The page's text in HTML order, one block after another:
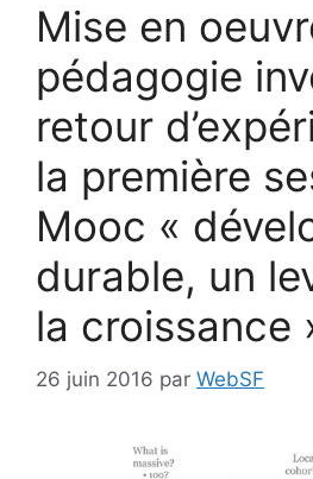
Mise en
pédagogie
retour
la première
Mooc «
durable, un
la croissance
26 juin 2016 par WebSF